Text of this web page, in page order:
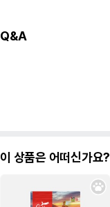
Q&A
이 상품은 어떠신가요?